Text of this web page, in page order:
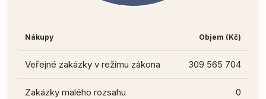
Nákupy Objem (Kč)
Veřejné zakázky v režimu zákona 309 565 704
Zakázky malého rozsahu 0